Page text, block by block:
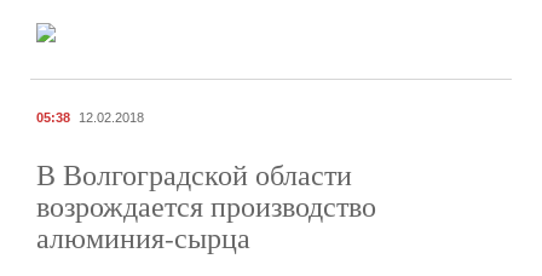
05:38 12.02.2018
В Волгоградской области
возрождается производство
алюминия-сырца